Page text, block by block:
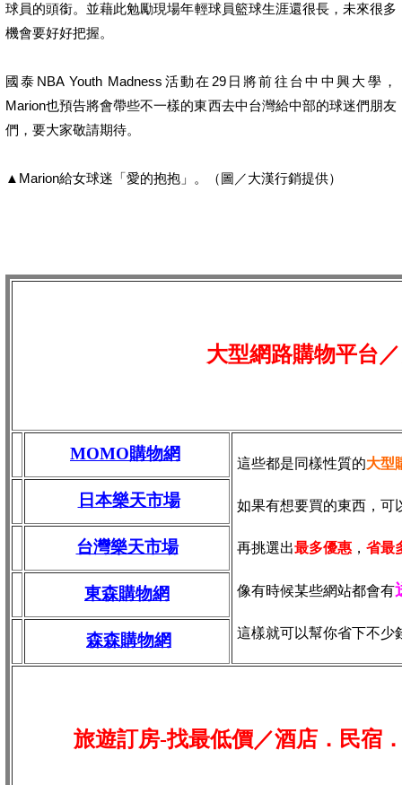
球員的頭銜。並藉此勉勵現場年輕球員籃球生涯還很長，未來很多
機會要好好把握。
國泰NBA Youth Madness活動在29日將前往台中中興大學，
Marion也預告將會帶些不一樣的東西去中台灣給中部的球迷們朋友
們，要大家敬請期待。
▲Marion給女球迷「愛的抱抱」。（圖／大漢行銷提供）
大型網路購物平台
MOMO購物網
這些都是同樣性質的大型
如果有想要買的東西，可
再挑選出最多優惠 ， 省最
像有時候某些網站都會有
這樣就可以幫你省下不少
日本樂天市場
台灣樂天市場
東森購物網
森森購物網
旅遊訂房-找最低價／酒店．民宿